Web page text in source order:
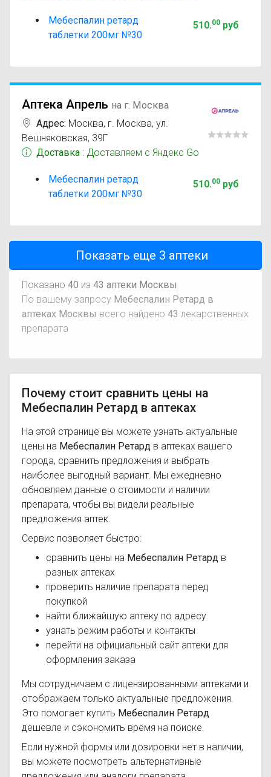
Мебеспалин ретард
таблетки 200мг №30
510.00руб
Аптека Апрель на г. Москва
Адрес: Москва, г. Москва, ул.
Вешняковская, 39Г
Доставка : Доставляем с Яндекс Go
Мебеспалин ретард
таблетки 200мг №30
510.00руб
Показать еще 3 аптеки
Показано 40 из 43 аптеки Москвы
По вашему запросу Мебеспалин Ретард в
аптеках Москвы всего найдено 43 лекарственных
препарата
Почему стоит сравнить цены на
Мебеспалин Ретард в аптеках
На этой странице вы можете узнать актуальные
цены на Мебеспалин Ретард в аптеках вашего
города, сравнить предложения и выбрать
наиболее выгодный вариант. Мы ежедневно
обновляем данные о стоимости и наличии
препарата, чтобы вы видели реальные
предложения аптек.
Сервис позволяет быстро:
сравнить цены на Мебеспалин Ретард в
разных аптеках
проверить наличие препарата перед
покупкой
найти ближайшую аптеку по адресу
узнать режим работы и контакты
перейти на официальный сайт аптеки для
оформления заказа
Мы сотрудничаем с лицензированными аптеками и
отображаем только актуальные предложения.
Это помогает купить Мебеспалин Ретард
дешевле и сэкономить время на поиске.
Если нужной формы или дозировки нет в наличии,
вы можете посмотреть альтернативные